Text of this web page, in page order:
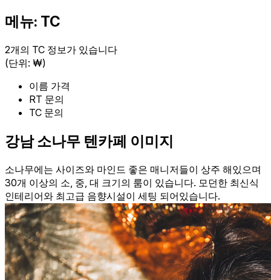
메뉴: TC
2개의 TC 정보가 있습니다
(단위: ₩)
이름 가격
RT 문의
TC 문의
강남 소나무 텐카페 이미지
소나무에는 사이즈와 마인드 좋은 매니저들이 상주 해있으며
30개 이상의 소, 중, 대 크기의 룸이 있습니다. 모던한 최신식
인테리어와 최고급 음향시설이 세팅 되어있습니다.